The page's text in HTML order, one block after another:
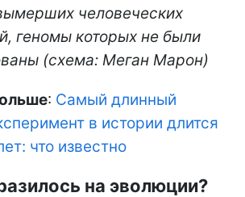
человеческих
геномы которых не были
(схема: Меган Марон)
: Самый длинный
в истории длится
что известно
на эволюции?